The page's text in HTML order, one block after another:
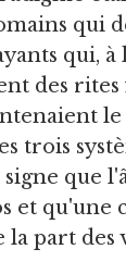
qui
qui,
des
le
trois
que
et qu'une
la part des